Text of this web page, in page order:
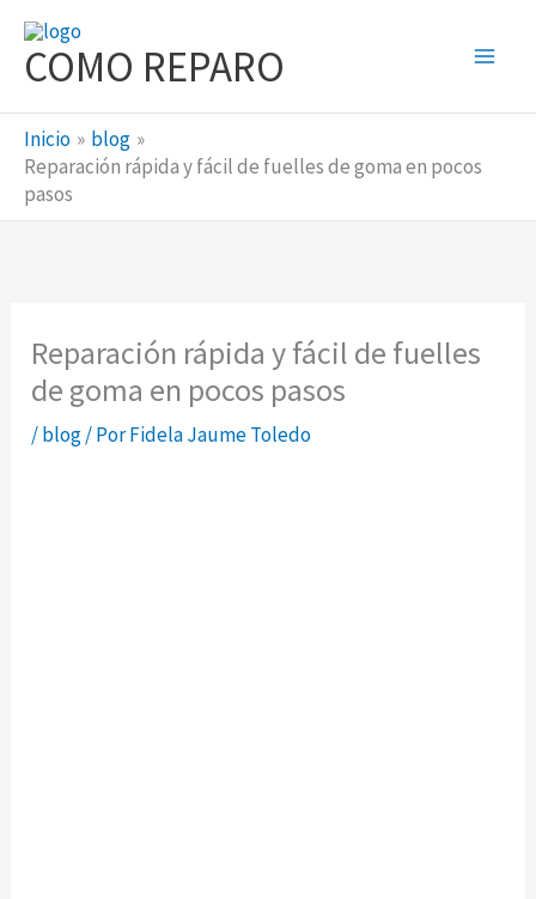
contenido
COMO REPARO
Inicio
blog
Reparación rápida y fácil de fuelles de goma en pocos
pasos
Reparación rápida y fácil de fuelles
de goma en pocos pasos
/blog/ PorFidela Jaume Toledo